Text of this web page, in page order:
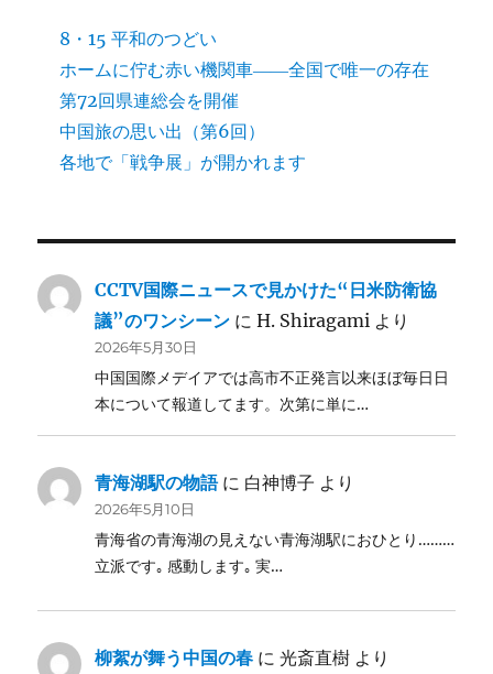
8・15 平和のつどい
ホームに佇む赤い機関車――全国で唯一の存在
第72回県連総会を開催
中国旅の思い出（第6回）
各地で「戦争展」が開かれます
CCTV国際ニュースで見かけた“日米防衛協
議”のワンシーン にH. Shiragami より
2026年5月30日
中国国際メデイアでは高市不正発言以来ほぼ毎日日
本について報道してます。次第に単に…
青海湖駅の物語に 白神博子 より
2026年5月10日
青海省の青海湖の見えない青海湖駅におひとり………
立派です｡ 感動します｡ 実…
柳絮が舞う中国の春 に光斎直樹 より